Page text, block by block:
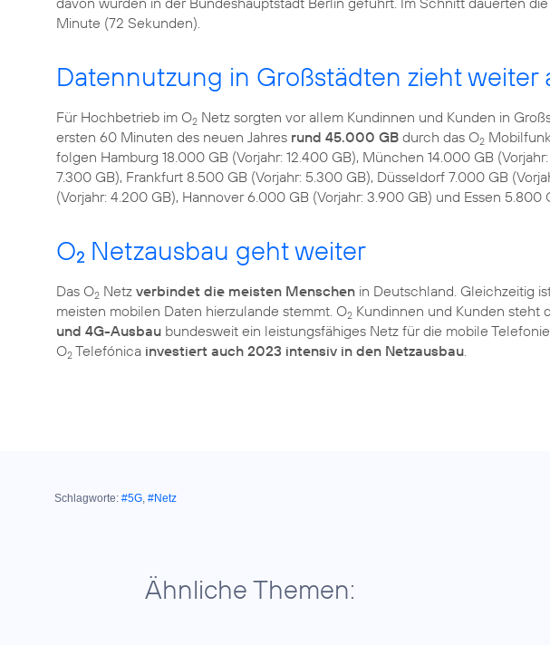
Minute (72 Sekunden).
Datennutzung in Großstädten zieht weiter
Für Hochbetrieb im O2 Netz sorgten vor allem Kundinnen und Kunden in
ersten 60 Minuten des neuen Jahres rund 45.000 GB durch das O2
folgen Hamburg 18.000 GB (Vorjahr: 12.400 GB), München 14.000 GB
7.300 GB), Frankfurt 8.500 GB (Vorjahr: 5.300 GB), Düsseldorf 7.000 GB
O2 Netzausbau geht weiter
Das O2 Netz verbindet die meisten Menschen in Deutschland. Gleichzeitig
meisten mobilen Daten hierzulande stemmt. O2 Kundinnen und Kunden steht
und 4G-Ausbau bundesweit ein leistungsfähiges Netz für die mobile
O2 Telefónica investiert auch 2023 intensiv in den Netzausbau
Schlagworte: #5G, #Netz
Ähnliche Themen: